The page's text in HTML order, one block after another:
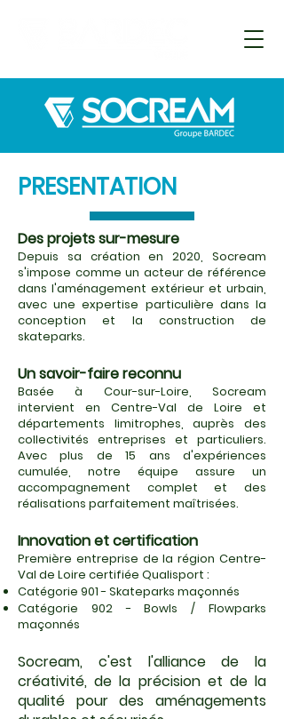
PRESENTATION
Des projets sur-mesure
Depuis sa création en 2020, Socream
s'impose comme un acteur de référence
dans l'aménagement extérieur et urbain,
avec une expertise particulière dans la
conception et la construction de
skateparks.
Un savoir-faire reconnu
Basée à Cour-sur-Loire, Socream
intervient en Centre-Val de Loire et
départements limitrophes, auprès des
collectivités entreprises et particuliers.
Avec plus de 15 ans d'expériences
cumulée, notre équipe assure un
accompagnement complet et des
réalisations parfaitement maîtrisées.
Innovation et certification
Première entreprise de la région Centre-
Val de Loire certifiée Qualisport :
Catégorie 901 - Skateparks maçonnés
Catégorie 902 - Bowls / Flowparks
maçonnés
Socream, c'est l'alliance de la
créativité, de la précision et de la
qualité pour des aménagements